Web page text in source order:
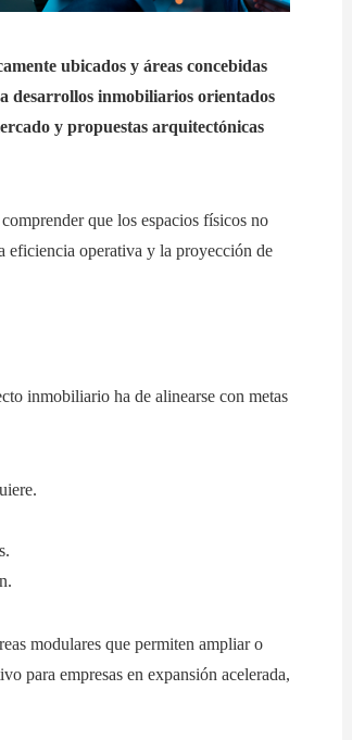
ubicados y áreas concebidas
desarrollos inmobiliarios orientados
y propuestas arquitectónicas
que los espacios físicos no
eficiencia operativa y la proyección de
inmobiliario ha de alinearse con metas
modulares que permiten ampliar o
para empresas en expansión acelerada,